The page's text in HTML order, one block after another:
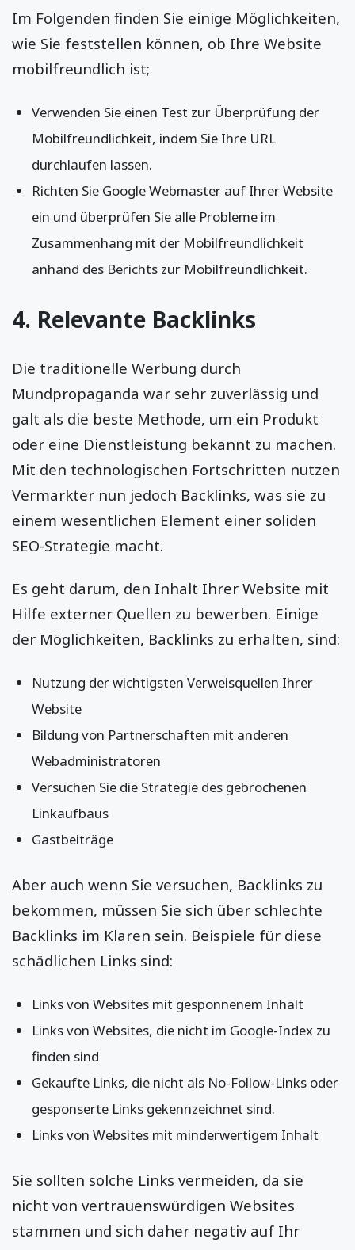
Im Folgenden finden Sie einige Möglichkeiten,
wie Sie feststellen können, ob Ihre Website
mobilfreundlich ist;
Verwenden Sie einen Test zur Überprüfung der
Mobilfreundlichkeit, indem Sie Ihre URL
durchlaufen lassen.
Richten Sie Google Webmaster auf Ihrer Website
ein und überprüfen Sie alle Probleme im
Zusammenhang mit der Mobilfreundlichkeit
anhand des Berichts zur Mobilfreundlichkeit.
4. Relevante Backlinks
Die traditionelle Werbung durch
Mundpropaganda war sehr zuverlässig und
galt als die beste Methode, um ein Produkt
oder eine Dienstleistung bekannt zu machen.
Mit den technologischen Fortschritten nutzen
Vermarkter nun jedoch Backlinks, was sie zu
einem wesentlichen Element einer soliden
SEO-Strategie macht.
Es geht darum, den Inhalt Ihrer Website mit
Hilfe externer Quellen zu bewerben. Einige
der Möglichkeiten, Backlinks zu erhalten, sind:
Nutzung der wichtigsten Verweisquellen Ihrer
Website
Bildung von Partnerschaften mit anderen
Webadministratoren
Versuchen Sie die Strategie des gebrochenen
Linkaufbaus
Gastbeiträge
Aber auch wenn Sie versuchen, Backlinks zu
bekommen, müssen Sie sich über schlechte
Backlinks im Klaren sein. Beispiele für diese
schädlichen Links sind:
Links von Websites mit gesponnenem Inhalt
Links von Websites, die nicht im Google-Index zu
finden sind
Gekaufte Links, die nicht als No-Follow-Links oder
gesponserte Links gekennzeichnet sind.
Links von Websites mit minderwertigem Inhalt
Sie sollten solche Links vermeiden, da sie
nicht von vertrauenswürdigen Websites
stammen und sich daher negativ auf Ihr